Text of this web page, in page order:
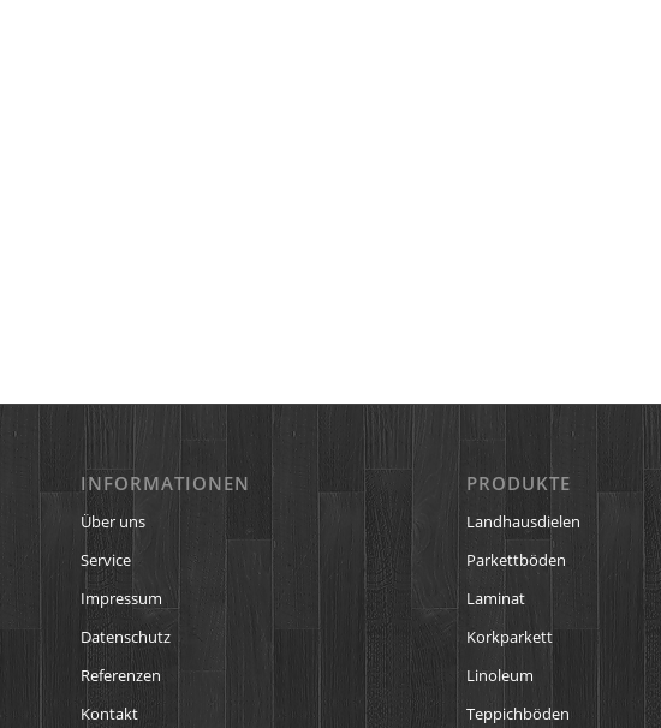
INFORMATIONEN
Über uns
Service
Impressum
Datenschutz
Referenzen
Kontakt
PRODUKTE
Landhausdielen
Parkettböden
Laminat
Korkparkett
Linoleum
Teppichböden